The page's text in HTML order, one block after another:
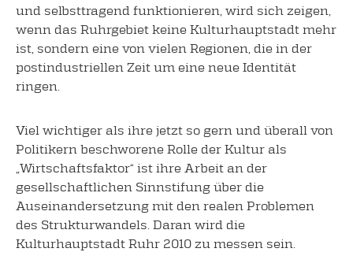
und selbsttragend funktionieren, wird sich zeigen,
wenn das Ruhrgebiet keine Kulturhauptstadt mehr
ist, sondern eine von vielen Regionen, die in der
postindustriellen Zeit um eine neue Identität
ringen.
Viel wichtiger als ihre jetzt so gern und überall von
Politikern beschworene Rolle der Kultur als
„Wirtschaftsfaktor“ ist ihre Arbeit an der
gesellschaftlichen Sinnstifung über die
Auseinandersetzung mit den realen Problemen
des Strukturwandels. Daran wird die
Kulturhauptstadt Ruhr 2010 zu messen sein.